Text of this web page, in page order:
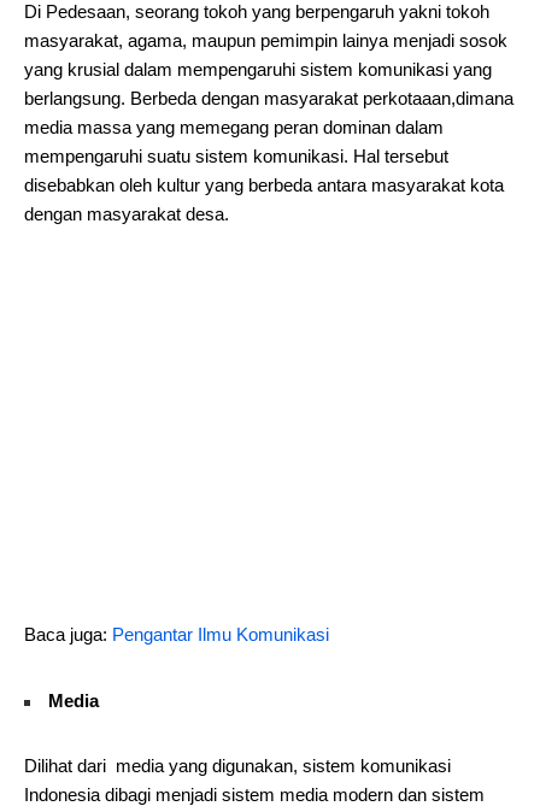
Di Pedesaan, seorang tokoh yang berpengaruh yakni tokoh
masyarakat, agama, maupun pemimpin lainya menjadi sosok
yang krusial dalam mempengaruhi sistem komunikasi yang
berlangsung. Berbeda dengan masyarakat perkotaaan,dimana
media massa yang memegang peran dominan dalam
mempengaruhi suatu sistem komunikasi. Hal tersebut
disebabkan oleh kultur yang berbeda antara masyarakat kota
dengan masyarakat desa.
Baca juga: Pengantar Ilmu Komunikasi
Media
Dilihat dari media yang digunakan, sistem komunikasi
Indonesia dibagi menjadi sistem media modern dan sistem